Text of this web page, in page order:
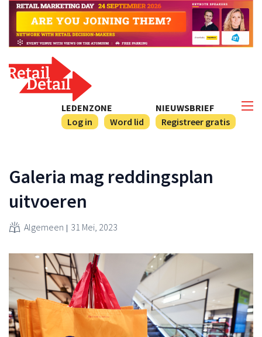
NIEUWSBRIEF
Registreer gratis
LEDENZONE
Log in
Word lid
Galeria mag reddingsplan
uitvoeren
Algemeen 31 Mei, 2023